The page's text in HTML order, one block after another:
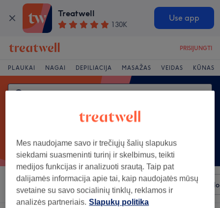
Treatwell
130K
Use app
PRISIJUNGTI
PLAUKAI NAGAI DEPILIACIJA MASAŽAS VEIDAS KŪNAS
Rūšiuoti pagal Bet kuri kaina Prekiniai ženklai
Mes naudojame savo ir trečiųjų šalių slapukus
siekdami suasmeninti turinį ir skelbimus, teikti
medijos funkcijas ir analizuoti srautą. Taip pat
dalijamės informacija apie tai, kaip naudojatės mūsų
svetaine su savo socialinių tinklų, reklamos ir
analizės partneriais. Slapukų politika